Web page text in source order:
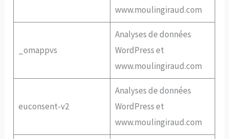
www.moulingiraud.com
_omappvs
Analyses de données
WordPress et
www.moulingiraud.com
euconsent-v2
Analyses de données
WordPress et
www.moulingiraud.com